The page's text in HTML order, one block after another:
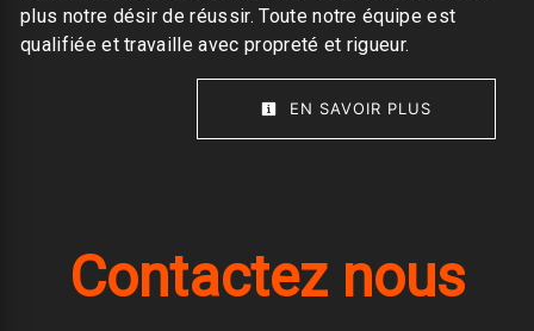
plus notre désir de réussir. Toute notre équipe est
qualifiée et travaille avec propreté et rigueur.
EN SAVOIR PLUS
Contactez nous